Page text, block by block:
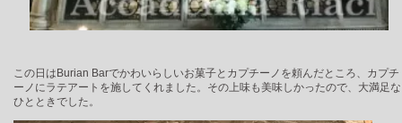
この日はBurian Barでかわいらしいお菓子とカプチーノを頼んだところ、カプチ
ーノにラテアートを施してくれました。その上味も美味しかったので、大満足な
ひとときでした。